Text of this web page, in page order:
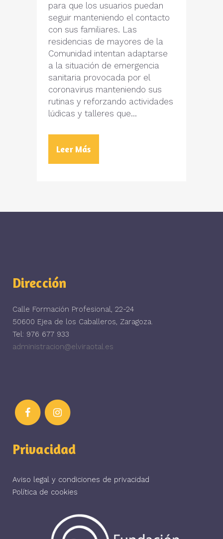
para que los usuarios puedan
seguir manteniendo el contacto
con sus familiares. Las
residencias de mayores de la
Comunidad intentan adaptarse
a la situación de emergencia
sanitaria provocada por el
coronavirus manteniendo sus
rutinas y reforzando actividades
lúdicas y talleres que...
Leer Más
Dirección
Calle Formación Profesional, 22-24
50600 Ejea de los Caballeros, Zaragoza.
Tel: 976 677 933
administracion@elviraotal.es
Privacidad
Aviso legal y condiciones de privacidad
Política de cookies